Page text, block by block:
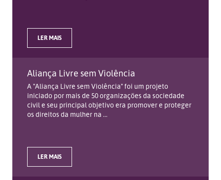
LER MAIS
Aliança Livre sem Violência
A "Aliança Livre sem Violência" foi um projeto
iniciado por mais de 50 organizações da sociedade
civil e seu principal objetivo era promover e proteger
os direitos da mulher na ...
LER MAIS